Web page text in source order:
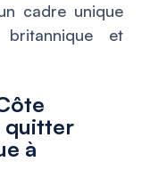
cadre unique
et
quitter
à